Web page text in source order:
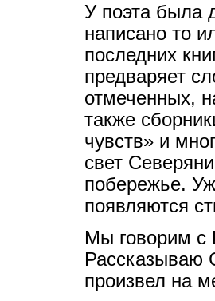
У поэта была
написано то
последних
предваряет
отмеченных,
также
чувств» и
свет
побережье.
появляются
Мы говорим с
Рассказываю
произвел на